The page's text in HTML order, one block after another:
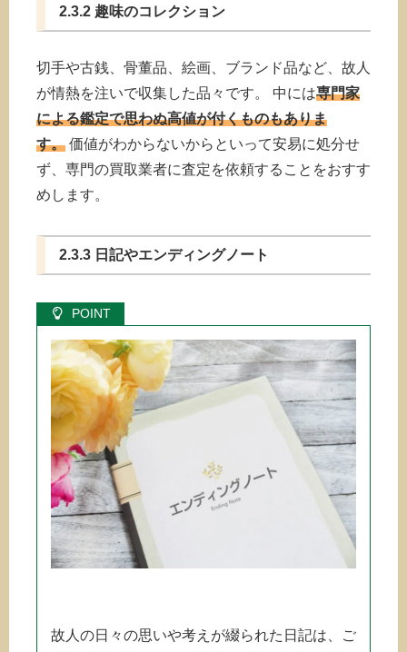
2.3.2 趣味のコレクション
切手や古銭、骨董品、絵画、ブランド品など、故人
が情熱を注いで収集した品々です。 中には専門家
による鑑定で思わぬ高値が付くものもありま
す。 価値がわからないからといって安易に処分せ
ず、専門の買取業者に査定を依頼することをおすす
めします。
2.3.3 日記やエンディングノート
故人の日々の思いや考えが綴られた日記は、ご